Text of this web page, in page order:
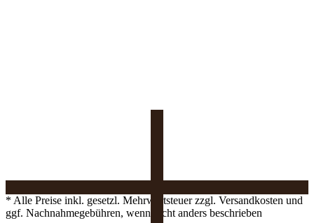
* Alle Preise inkl. gesetzl. Mehrwertsteuer zzgl. Versandkosten und
ggf. Nachnahmegebühren, wenn nicht anders beschrieben